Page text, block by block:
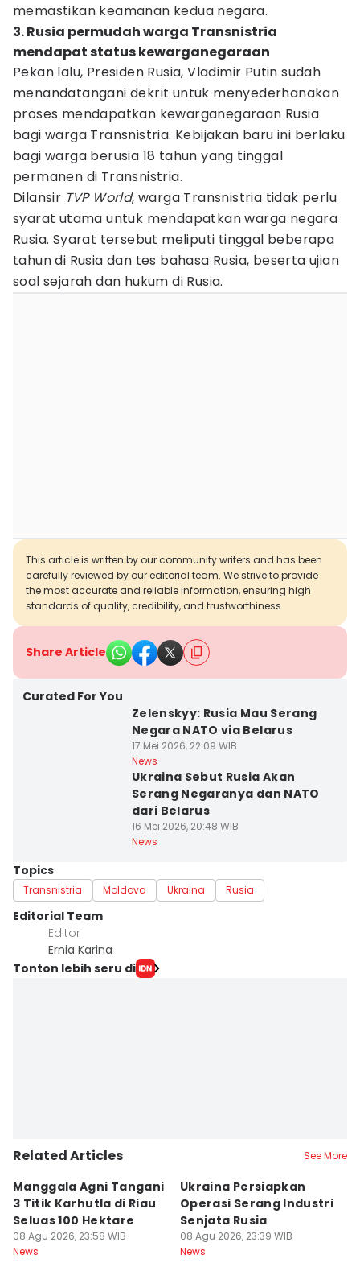
memastikan keamanan kedua negara.
3. Rusia permudah warga Transnistria
mendapat status kewarganegaraan
Pekan lalu, Presiden Rusia, Vladimir Putin sudah
menandatangani dekrit untuk menyederhanakan
proses mendapatkan kewarganegaraan Rusia
bagi warga Transnistria. Kebijakan baru ini berlaku
bagi warga berusia 18 tahun yang tinggal
permanen di Transnistria.
Dilansir TVP World, warga Transnistria tidak perlu
syarat utama untuk mendapatkan warga negara
Rusia. Syarat tersebut meliputi tinggal beberapa
tahun di Rusia dan tes bahasa Rusia, beserta ujian
soal sejarah dan hukum di Rusia.
This article is written by our community writers and has been
carefully reviewed by our editorial team. We strive to provide
the most accurate and reliable information, ensuring high
standards of quality, credibility, and trustworthiness.
Share Article
Curated For You
Zelenskyy: Rusia Mau Serang
Negara NATO via Belarus
17 Mei 2026, 22:09 WIB
News
Ukraina Sebut Rusia Akan
Serang Negaranya dan NATO
dari Belarus
16 Mei 2026, 20:48 WIB
News
Topics
Transnistria Moldova Ukraina Rusia
Editorial Team
Editor
Ernia Karina
Tonton lebih seru di
Related Articles See More
Manggala Agni Tangani
3 Titik Karhutla di Riau
Seluas 100 Hektare
08 Agu 2026, 23:58 WIB
News
Ukraina Persiapkan
Operasi Serang Industri
Senjata Rusia
08 Agu 2026, 23:39 WIB
News